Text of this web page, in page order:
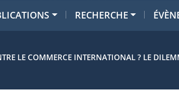
RECHERCHE
LE COMMERCE INTERNATIONAL ? LE